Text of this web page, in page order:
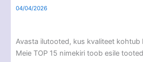
04/04/2026
Avasta ilutooted, kus kvaliteet kohtub
Meie TOP 15 nimekiri toob esile